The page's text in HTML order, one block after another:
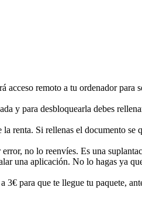
remoto a tu ordenador para
y para desbloquearla debes
renta. Si rellenas el documento se
no lo reenvíes. Es una
una aplicación. No lo hagas ya
para que te llegue tu paquete,